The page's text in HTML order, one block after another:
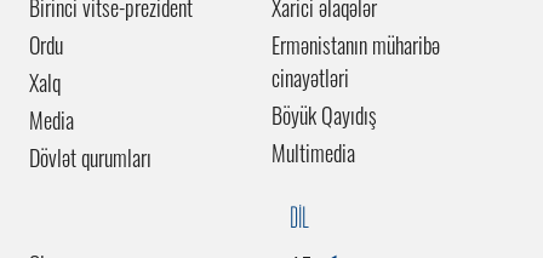
Birinci vitse-prezident
Ordu
Xalq
Media
Dövlət qurumları
Xarici əlaqələr
Ermənistanın müharibə
cinayətləri
Böyük Qayıdış
Multimedia
DİL